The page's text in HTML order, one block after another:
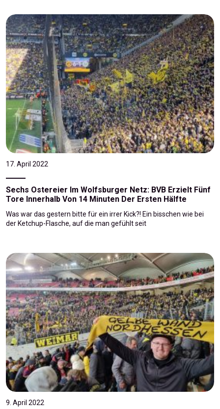
Sechs Ostereier Im Wolfsburger Netz: BVB Erzielt Fünf
Tore Innerhalb Von 14 Minuten Der Ersten Hälfte
Was war das gestern bitte für ein irrer Kick?! Ein bisschen wie bei
der Ketchup-Flasche, auf die man gefühlt seit
17. April 2022
9. April 2022